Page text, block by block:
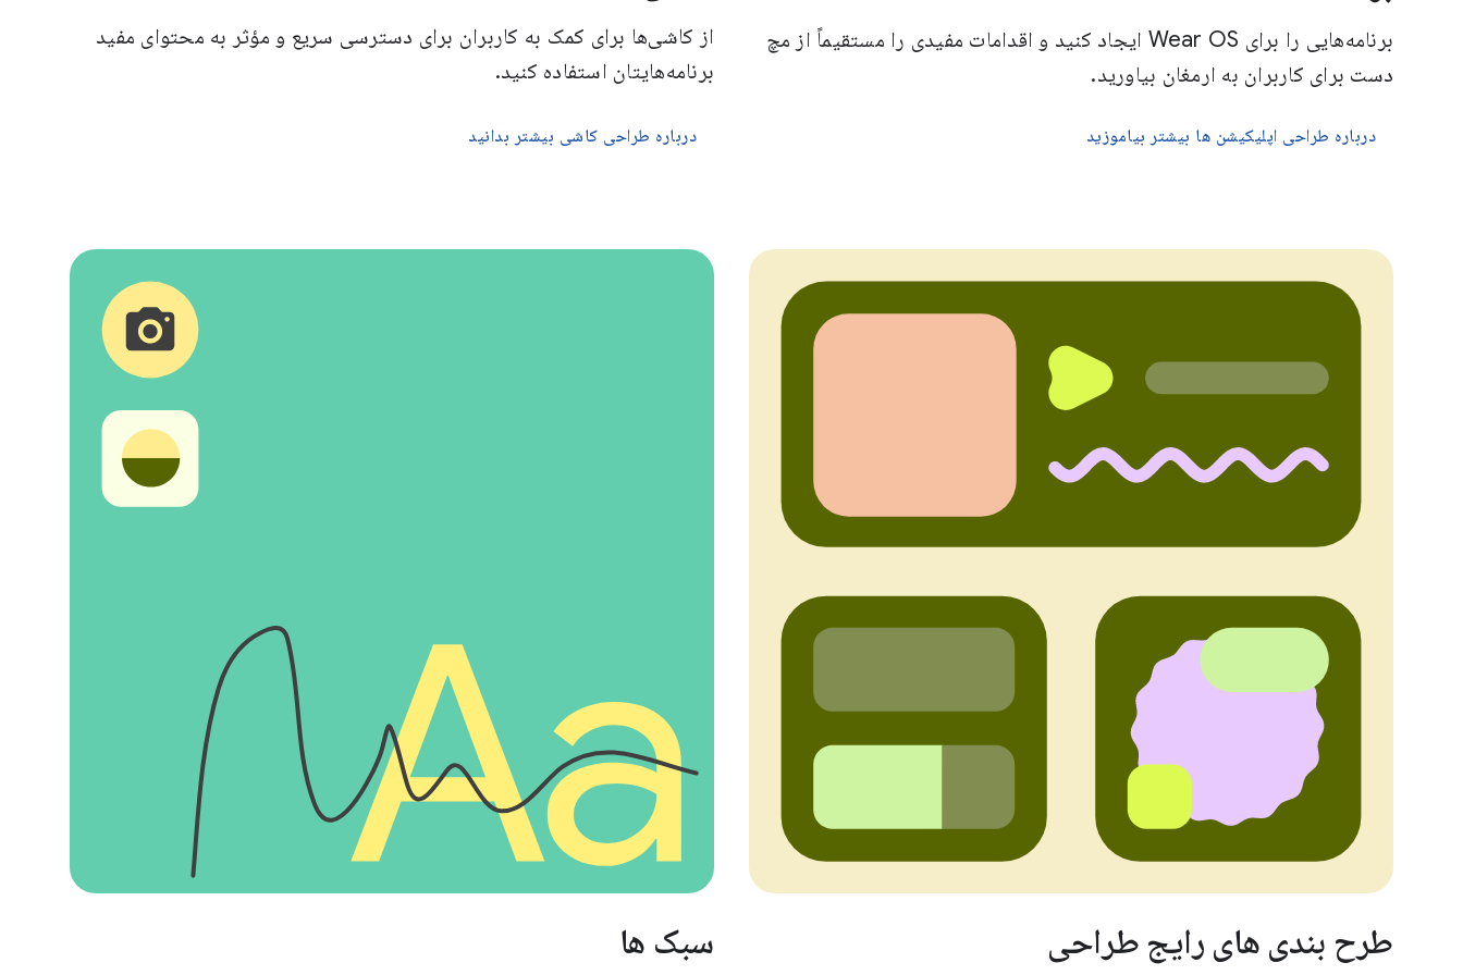
برنامه‌هایی را برای Wear OS ایجاد کنید و اقدامات مفیدی را مستقیماً از مچ
دست برای کاربران به ارمغان بیاورید.
درباره طراحی اپلیکیشن ها بیشتر بیاموزید
از کاشی‌ها برای کمک به کاربران برای دسترسی سریع و مؤثر به محتوای مفید
برنامه‌هایتان استفاده کنید.
درباره طراحی کاشی بیشتر بدانید
طرح بندی های رایج طراحی سبک ها